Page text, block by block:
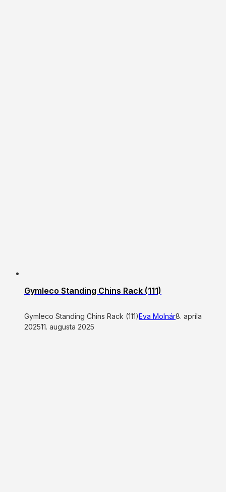
Gymleco Standing Chins Rack (111)
Gymleco Standing Chins Rack (111)Eva Molnár8. apríla
202511. augusta 2025